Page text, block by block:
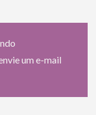
um e-mail